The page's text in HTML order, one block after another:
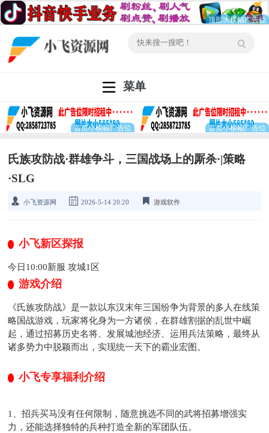
菜单
氏族攻防战·群雄争斗，三国战场上的厮杀·|策略
·SLG
小飞资源网 2026-5-14 20:20 游戏软件
小飞新区探报
今日10:00新服 攻城1区
游戏介绍
《氏族攻防战》是一款以东汉末年三国纷争为背景的多人在线策
略国战游戏，玩家将化身为一方诸侯，在群雄割据的乱世中崛
起，通过招募历史名将、发展城池经济、运用兵法策略，最终从
诸多势力中脱颖而出，实现统一天下的霸业宏图。
小飞专享福利介绍
1、招兵买马没有任何限制，随意挑选不同的武将招募增强实
力，还能选择独特的兵种打造全新的军团队伍。